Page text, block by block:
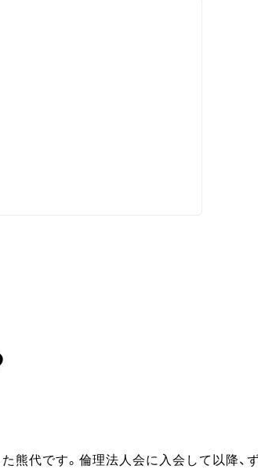
熊代です。倫理法人会に入会して以降、